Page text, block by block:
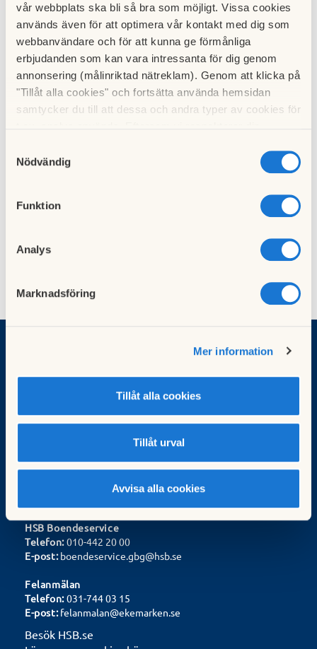
vår webbplats ska bli så bra som möjligt. Vissa cookies
används även för att optimera vår kontakt med dig som
webbanvändare och för att kunna ge förmånliga
erbjudanden som kan vara intressanta för dig genom
annonsering (målinriktad nätreklam). Genom att klicka på
"Tillåt alla cookies" och fortsätta använda hemsidan
samtycker du till att dessa och andra typer av cookies för
cookies och välja att endast tillåta ett urval.
Nödvändig
Funktion
Analys
Marknadsföring
Mer information
Tillåt alla cookies
Tillåt urval
Avvisa alla cookies
Eftersom ekonomin i Ekemarken är fortsatt god kommer
ingen avgiftshöjning att göras för 2017.
Till nyhetslistan
03 november 2016
Nästa nyhet
17 augusti 2017
styrelsen@ekemarken.se
757200-9251
Expedition
: 031-744 03 15
HSB Boendeservice
Telefon:010-442 20 00
E-post: boendeservice.gbg@hsb.se
Felanmälan
Telefon:031-744 03 15
E-post:felanmalan@ekemarken.se
Besök HSB.se